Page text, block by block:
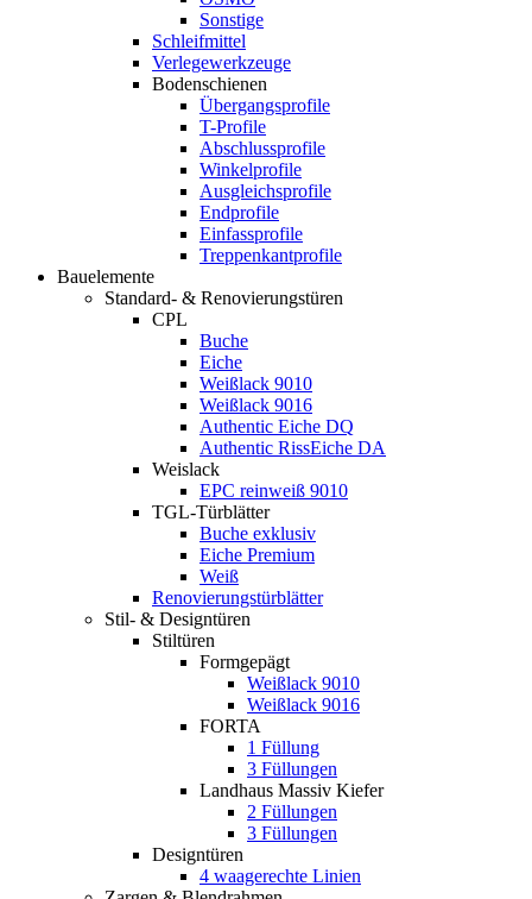
Sonstige
Schleifmittel
Verlegewerkzeuge
Bodenschienen
Übergangsprofile
T-Profile
Abschlussprofile
Winkelprofile
Ausgleichsprofile
Endprofile
Einfassprofile
Treppenkantprofile
Bauelemente
Standard- & Renovierungstüren
CPL
Buche
Eiche
Weißlack 9010
Weißlack 9016
Authentic Eiche DQ
Authentic RissEiche DA
Weislack
EPC reinweiß 9010
TGL-Türblätter
Buche exklusiv
Eiche Premium
Weiß
Renovierungstürblätter
Stil- & Designtüren
Stiltüren
Formgepägt
Weißlack 9010
Weißlack 9016
FORTA
1 Füllung
3 Füllungen
Landhaus Massiv Kiefer
2 Füllungen
3 Füllungen
Designtüren
4 waagerechte Linien